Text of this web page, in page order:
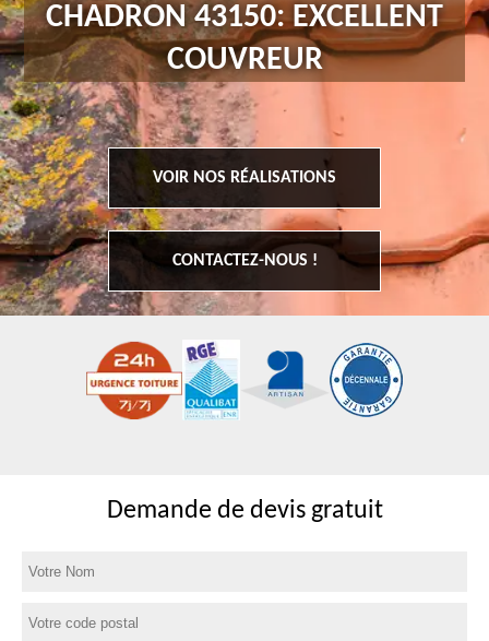
CHADRON 43150: EXCELLENT
COUVREUR
VOIR NOS RÉALISATIONS
CONTACTEZ-NOUS !
Demande de devis gratuit